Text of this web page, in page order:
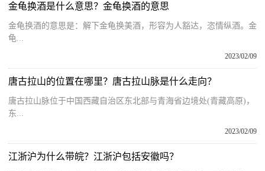
金龟换酒是什么意思？金龟换酒的意思
金龟换酒的意思是：解下金龟换美酒，形容为人豁达，恣情纵酒。金
龟...
2023/02/09
唐古拉山的位置在哪里？唐古拉山脉是什么走向？
唐古拉山脉位于中国西藏自治区东北部与青海省边境处(青藏高原)，
东...
2023/02/09
江浙沪为什么带皖？江浙沪包括安徽吗？